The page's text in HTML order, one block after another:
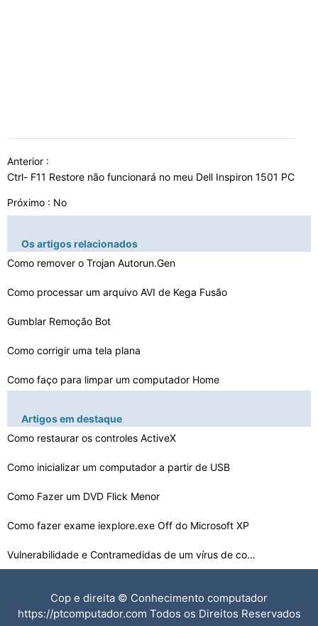
Anterior :
Ctrl- F11 Restore não funcionará no meu Dell Inspiron 1501 PC
Próximo : No
Os artigos relacionados
Como remover o Trojan Autorun.Gen
Como processar um arquivo AVI de Kega Fusão
Gumblar Remoção Bot
Como corrigir uma tela plana
Como faço para limpar um computador Home
Bip Sons e Seus Significados em computadores HP
Como truncar o último registo Dentro AIX
Como excluir WinHost
Artigos em destaque
Como restaurar os controles ActiveX
Como inicializar um computador a partir de USB
Como Fazer um DVD Flick Menor
Como fazer exame iexplore.exe Off do Microsoft XP
Vulnerabilidade e Contramedidas de um vírus de computa…
Como carregar cartuchos com apenas Primer
Cop e direita © Conhecimento computador
https://ptcomputador.com Todos os Direitos Reservados